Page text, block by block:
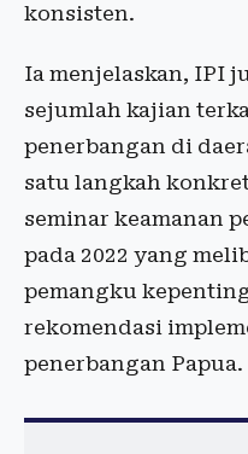
konsisten.
Ia menjelaskan, IPI
sejumlah kajian
penerbangan di
satu langkah
seminar keamanan
pada 2022 yang
pemangku
rekomendasi
penerbangan Papua.